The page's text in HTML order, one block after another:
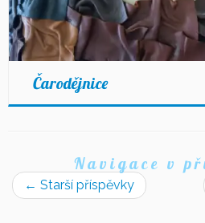
Čarodějnice
Navigace v
← Starší příspěvky